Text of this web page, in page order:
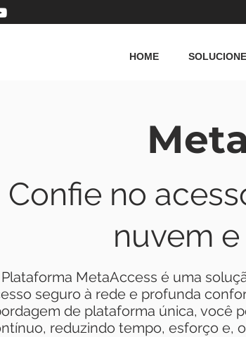
HOME
Confie no
nuvem
MetaAccess é uma
seguro à rede e profunda
de plataforma única, você
reduzindo tempo, esforço e,